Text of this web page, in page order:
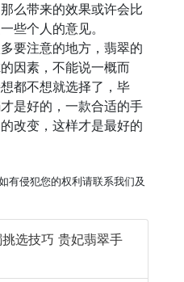
么带来的效果或许会比
些个人的意见。
注意的地方，翡翠的
因素，不能说一概而
都不想就选择了，毕
是好的，一款合适的手
改变，这样才是最好的
有侵犯您的权利请联系我们及
选技巧 贵妃翡翠手